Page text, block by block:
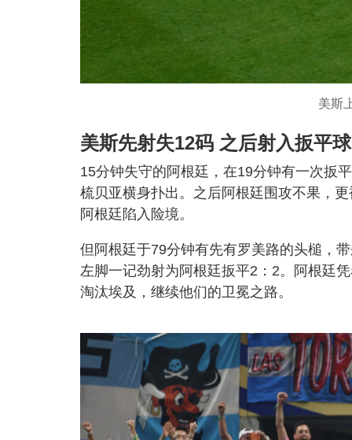
美斯
美斯先射失12码 之后射入扳平球
15分钟失守的阿根廷，在19分钟有一次扳
梳贝亚横身扑出。之后阿根廷围攻不果，
阿根廷陷入险境。
但阿根廷于79分钟有先有罗美路的头槌，
左脚一记劲射为阿根廷扳平2：2。阿根廷
淘汰埃及，继续他们的卫冕之路。